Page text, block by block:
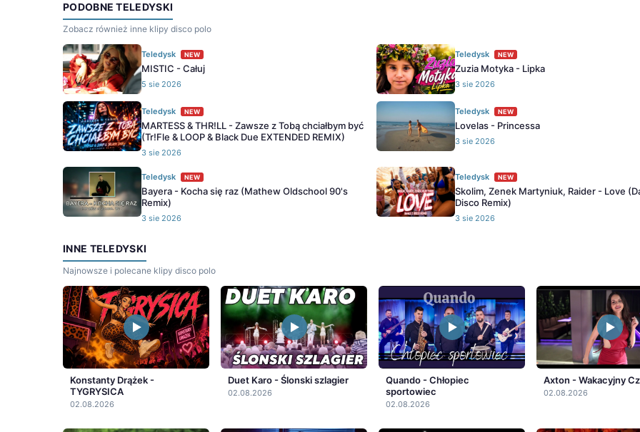
PODOBNE TELEDYSKI
Zobacz również inne klipy disco polo
Teledysk NEW
MISTIC - Całuj
5 sie 2026
Teledysk NEW
Zuzia Motyka - Lipka
3 sie 2026
Teledysk NEW
MARTESS & THR!LL - Zawsze z Tobą chciałbym być
(Tr!Fle & LOOP & Black Due EXTENDED REMIX)
3 sie 2026
Teledysk NEW
Lovelas - Princessa
3 sie 2026
Teledysk NEW
Bayera - Kocha się raz (Mathew Oldschool 90's
Remix)
3 sie 2026
Teledysk NEW
Skolim, Zenek Martyniuk, Raider - Love
Disco Remix)
3 sie 2026
INNE TELEDYSKI
Najnowsze i polecane klipy disco polo
Konstanty Drążek -
TYGRYSICA
02.08.2026
Duet Karo - Ślonski szlagier
02.08.2026
Quando - Chłopiec
sportowiec
02.08.2026
Axton - Wakacyjny
02.08.2026